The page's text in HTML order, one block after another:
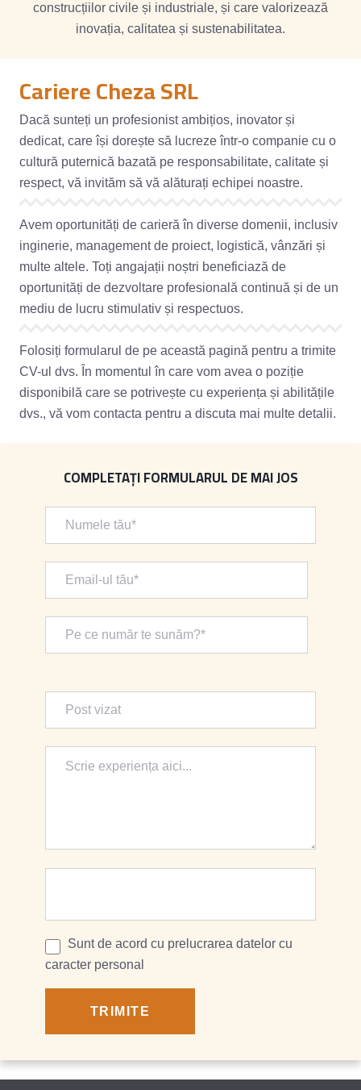
construcțiilor civile și industriale, și care valorizează
inovația, calitatea și sustenabilitatea.
Cariere Cheza SRL
Dacă sunteți un profesionist ambițios, inovator și
dedicat, care își dorește să lucreze într-o companie cu o
cultură puternică bazată pe responsabilitate, calitate și
respect, vă invităm să vă alăturați echipei noastre.
Avem oportunități de carieră în diverse domenii, inclusiv
inginerie, management de proiect, logistică, vânzări și
multe altele. Toți angajații noștri beneficiază de
oportunități de dezvoltare profesională continuă și de un
mediu de lucru stimulativ și respectuos.
Folosiți formularul de pe această pagină pentru a trimite
CV-ul dvs. În momentul în care vom avea o poziție
disponibilă care se potrivește cu experiența și abilitățile
dvs., vă vom contacta pentru a discuta mai multe detalii.
COMPLETAȚI FORMULARUL DE MAI JOS
Sunt de acord cu prelucrarea datelor cu
caracter personal